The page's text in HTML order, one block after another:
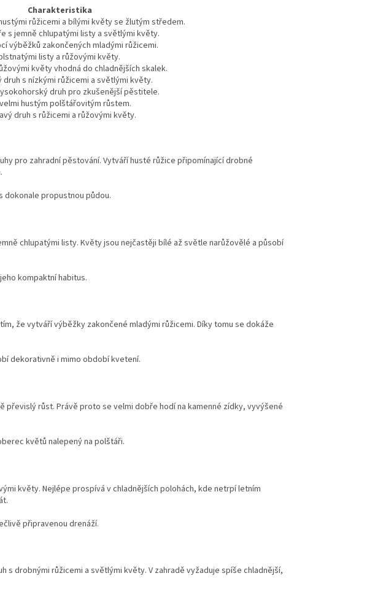
Charakteristika
růžicemi a bílými květy se žlutým středem.
s jemně chlupatými listy a světlými květy.
výběžků zakončených mladými růžicemi.
listy a růžovými květy.
květy vhodná do chladnějších skalek.
s nízkými růžicemi a světlými květy.
druh pro zkušenější pěstitele.
hustým polštářovitým růstem.
druh s růžicemi a růžovými květy.
pro zahradní pěstování. Vytváří husté růžice připomínající drobné
dokonale propustnou půdou.
chlupatými listy. Květy jsou nejčastěji bílé až světle narůžovělé a působí
kompaktní habitus.
že vytváří výběžky zakončené mladými růžicemi. Díky tomu se dokáže
dekorativně i mimo období kvetení.
převislý růst. Právě proto se velmi dobře hodí na kamenné zídky, vyvýšené
květů nalepený na polštáři.
květy. Nejlépe prospívá v chladnějších polohách, kde netrpí letním
připravenou drenáží.
s drobnými růžicemi a světlými květy. V zahradě vyžaduje spíše chladnější,